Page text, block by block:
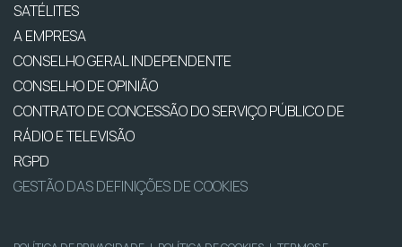
SATÉLITES
A EMPRESA
CONSELHO GERAL INDEPENDENTE
CONSELHO DE OPINIÃO
CONTRATO DE CONCESSÃO DO SERVIÇO PÚBLICO DE
RÁDIO E TELEVISÃO
RGPD
GESTÃO DAS DEFINIÇÕES DE COOKIES